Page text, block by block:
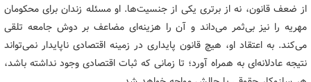
از ضعف قانون، نه از برتری یکی از جنسیت‌ها. او مسئله زندان برای محکومان
مهریه را نیز بی‌ثمر می‌داند و آن را هزینه‌ای مضاعف بر دوش جامعه تلقی
می‌کند. به اعتقاد او، هیچ قانون پایداری در زمینه اقتصادی ناپایدار نمی‌تواند
نتیجه عادلانه‌ای به همراه آورد؛ تا زمانی که ثبات اقتصادی وجود نداشته باشد،